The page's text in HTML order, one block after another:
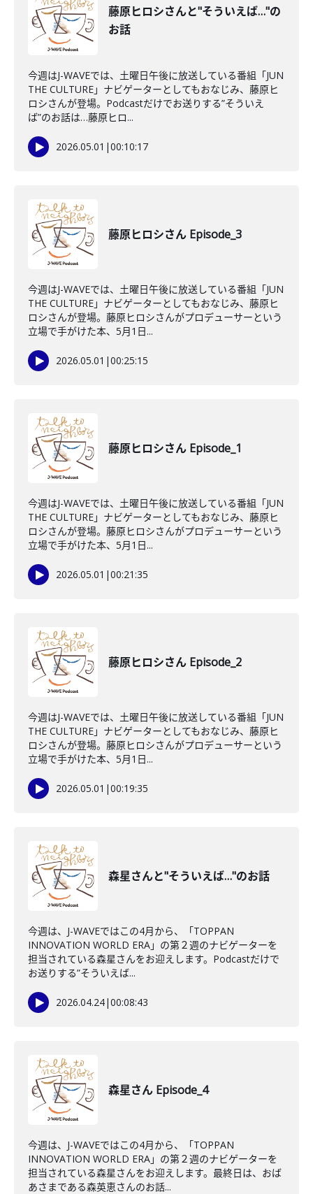
藤原ヒロシさんと"そういえば…"の
お話
今週はJ-WAVEでは、土曜日午後に放送している番組「JUN
THE CULTURE」ナビゲーターとしてもおなじみ、藤原ヒ
ロシさんが登場。Podcastだけでお送りする”そういえ
ば”のお話は…藤原ヒロ...
2026.05.01 |00:10:17
藤原ヒロシさん Episode_3
今週はJ-WAVEでは、土曜日午後に放送している番組「JUN
THE CULTURE」ナビゲーターとしてもおなじみ、藤原ヒ
ロシさんが登場。藤原ヒロシさんがプロデューサーという
立場で手がけた本、5月1日...
2026.05.01 |00:25:15
藤原ヒロシさん Episode_1
今週はJ-WAVEでは、土曜日午後に放送している番組「JUN
THE CULTURE」ナビゲーターとしてもおなじみ、藤原ヒ
ロシさんが登場。藤原ヒロシさんがプロデューサーという
立場で手がけた本、5月1日...
2026.05.01 |00:21:35
藤原ヒロシさん Episode_2
今週はJ-WAVEでは、土曜日午後に放送している番組「JUN
THE CULTURE」ナビゲーターとしてもおなじみ、藤原ヒ
ロシさんが登場。藤原ヒロシさんがプロデューサーという
立場で手がけた本、5月1日...
2026.05.01 |00:19:35
森星さんと"そういえば…"のお話
今週は、J-WAVEではこの4月から、「TOPPAN
INNOVATION WORLD ERA」の第２週のナビゲーターを
担当されている森星さんをお迎えします。Podcastだけで
お送りする”そういえば...
2026.04.24|00:08:43
森星さん Episode_4
今週は、J-WAVEではこの4月から、「TOPPAN
INNOVATION WORLD ERA」の第２週のナビゲーターを
担当されている森星さんをお迎えします。最終日は、おば
あさまである森英恵さんのお話...